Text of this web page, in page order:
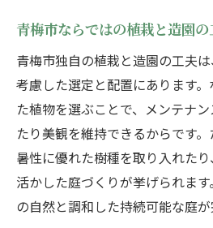
青梅市の気候を活かした造
造園で活かす青梅市の
気候を踏まえた造園と
造園で変わる青梅市の
青梅市の環境を活かす
造園が提案する地域特
青梅市ならではの植栽と造園
青梅市独自の植栽と造園の工夫
考慮した選定と配置にあります
た植物を選ぶことで、メンテナ
たり美観を維持できるからです
暑性に優れた樹種を取り入れた
活かした庭づくりが挙げられま
の自然と調和した持続可能な庭が